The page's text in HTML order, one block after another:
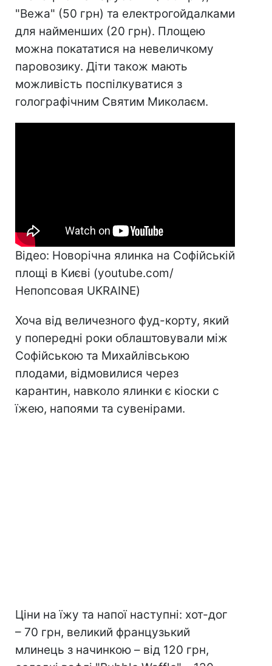
"Вежа" (50 грн) та електрогойдалками
для найменших (20 грн). Площею
можна покататися на невеличкому
паровозику. Діти також мають
можливість поспілкуватися з
голографічним Святим Миколаєм.
Відео: Новорічна ялинка на Софійській
площі в Києві (youtube.com/
Непопсовая UKRAINE)
Хоча від величезного фуд-корту, який
у попередні роки облаштовували між
Софійською та Михайлівською
плодами, відмовилися через
карантин, навколо ялинки є кіоски с
їжею, напоями та сувенірами.
Ціни на їжу та напої наступні: хот-дог
– 70 грн, великий французький
млинець з начинкою – від 120 грн,